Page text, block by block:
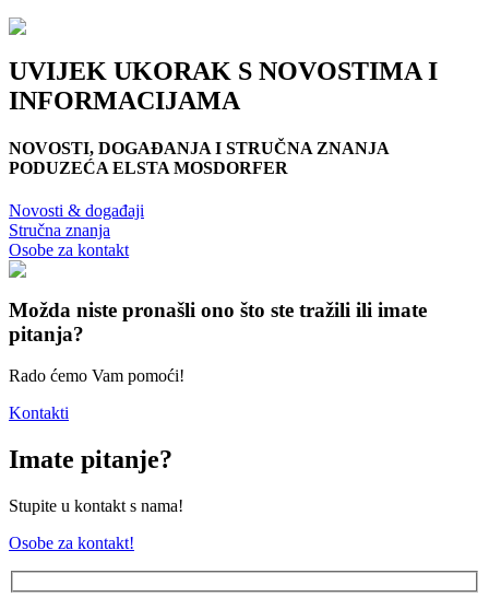
UVIJEK UKORAK S NOVOSTIMA I
INFORMACIJAMA
NOVOSTI, DOGAĐANJA I STRUČNA ZNANJA
PODUZEĆA ELSTA MOSDORFER
Novosti & događaji
Stručna znanja
Osobe za kontakt
Možda niste pronašli ono što ste tražili ili imate
pitanja?
Rado ćemo Vam pomoći!
Kontakti
Imate pitanje?
Stupite u kontakt s nama!
Osobe za kontakt!